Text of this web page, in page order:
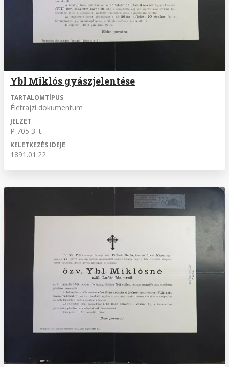
Ybl Miklós gyászjelentése
TARTALOMTÍPUS
Életrajzi dokumentum
JELZET
P 705 3. t.
KELETKEZÉS IDEJE
1891.01.22